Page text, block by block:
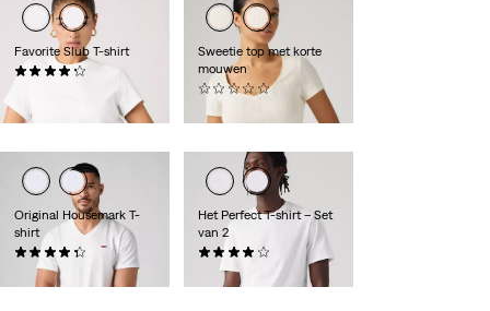
Favorite Slub T-shirt
Sweetie top met korte
mouwen
Original Housemark T-
shirt
€ 24,95
Het Perfect T-shirt – Set
van 2
€ 39,95